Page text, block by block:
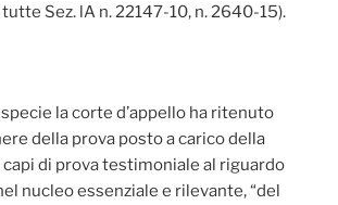
Sez. lA n. 22147-10, n. 2640-15).
specie la corte d’appello ha ritenuto
della prova posto a carico della
capi di prova testimoniale al riguardo
nucleo essenziale e rilevante, “del